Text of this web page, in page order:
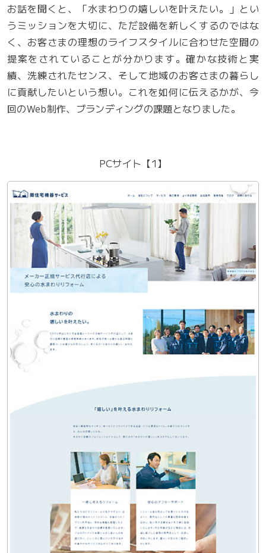
お話を聞くと、「水まわりの嬉しいを叶えたい。」とい
うミッションを大切に、ただ設備を新しくするのではな
く、お客さまの理想のライフスタイルに合わせた空間の
提案をされていることが分かります。確かな技術と実
績、洗練されたセンス、そして地域のお客さまの暮らし
に貢献したいという想い。これを如何に伝えるかが、今
回のWeb制作、ブランディングの課題となりました。
PCサイト【1】